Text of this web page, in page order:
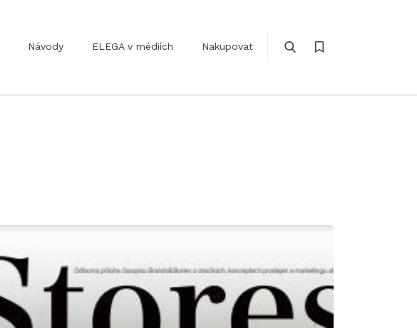
Návody ELEGA v médiích Nakupovat